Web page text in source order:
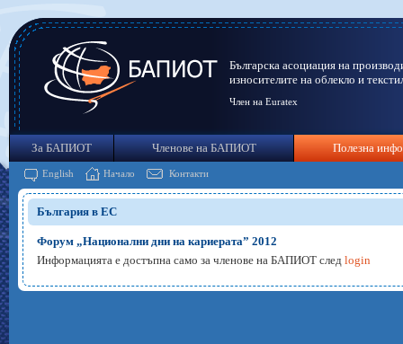
Българска асоциация на
износителите на облекло и
Член на Euratex
За БАПИОТ Членове на БАПИОТ Полезна
English Начало Контакти
България в ЕС
Форум „Национални дни на кариерата” 2012
Информацията е достъпна само за членове на БАПИОТ след login